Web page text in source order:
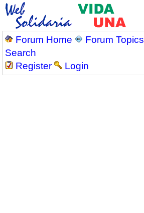
Forum Home Forum Topics
Search
Register
Login